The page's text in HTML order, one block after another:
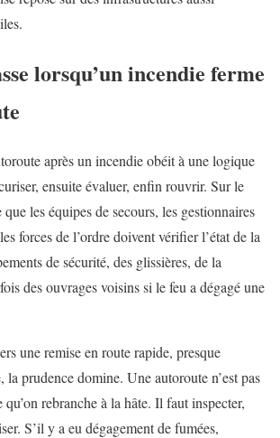
lorsqu’un incendie ferme
après un incendie obéit à une logique
ensuite évaluer, enfin rouvrir. Sur le
les équipes de secours, les gestionnaires
forces de l’ordre doivent vérifier l’état de la
de sécurité, des glissières, de la
des ouvrages voisins si le feu a dégagé une
une remise en route rapide, presque
la prudence domine. Une autoroute n’est pas
qu’on rebranche à la hâte. Il faut inspecter,
S’il y a eu dégagement de fumées,